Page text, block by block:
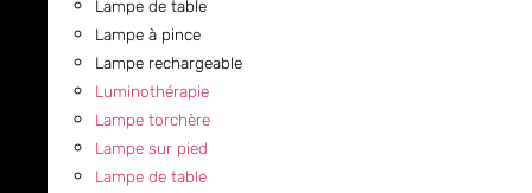
Lampe de table
Lampe à pince
Lampe rechargeable
Luminothérapie
Lampe torchère
Lampe sur pied
Lampe de table